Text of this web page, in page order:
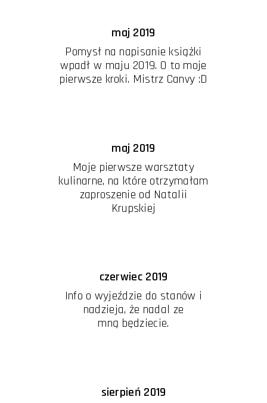
maj 2019
Pomysł na napisanie książki
wpadł w maju 2019. O to moje
pierwsze kroki. Mistrz Canvy :D
maj 2019
Moje pierwsze warsztaty
kulinarne, na które otrzymałam
zaproszenie od Natalii
Krupskiej
czerwiec 2019
Info o wyjeździe do stanów i
nadzieja, że nadal ze
mną będziecie.
sierpień 2019